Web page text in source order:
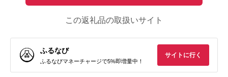
この返礼品の取扱いサイト
ふるなび
ふるなびマネーチャージで5%即増量中！
サイトに行く